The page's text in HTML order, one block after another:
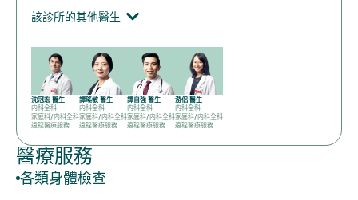
該診所的其他醫生
沈冠宏 醫生
内科全科
家庭科/内科全科
遠程醫療服務
譚瑤敏 醫生
内科全科
家庭科/内科全科
遠程醫療服務
譚自強 醫生
内科全科
家庭科/内科全科
遠程醫療服務
游侶 醫生
内科全科
家庭科/内科全科
遠程醫療服務
醫療服務
各類身體檢查